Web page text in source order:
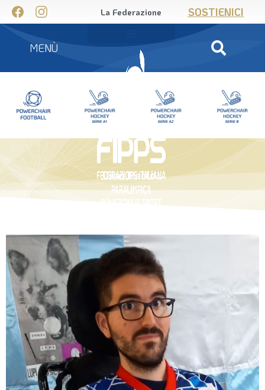
La Federazione SOSTIENICI
MENÙ
Ciao Paolo…